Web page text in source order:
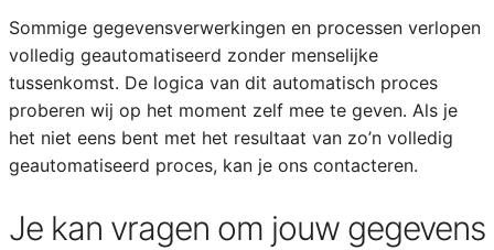
Sommige gegevensverwerkingen en processen verlopen
volledig geautomatiseerd zonder menselijke
tussenkomst. De logica van dit automatisch proces
proberen wij op het moment zelf mee te geven. Als je
het niet eens bent met het resultaat van zo’n volledig
geautomatiseerd proces, kan je ons contacteren.
Je kan vragen om jouw gegevens